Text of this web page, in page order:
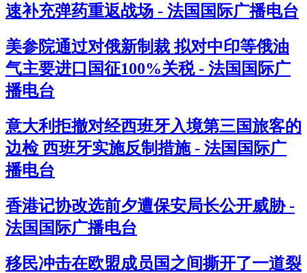
速补充弹药重返战场 - 法国国际广播电台
美参院通过对俄新制裁 拟对中印等俄油
气主要进口国征100%关税 - 法国国际广
播电台
意大利拒撤对经西班牙入境第三国旅客的
边检 西班牙实施反制措施 - 法国国际广
播电台
香港记协改选前夕遭保安局长公开威胁 -
法国国际广播电台
移民冲击在欧盟成员国之间撕开了一道裂